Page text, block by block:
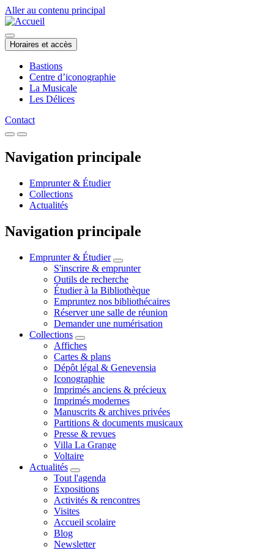
Aller au contenu principal
Horaires et accès
Bastions
Centre d’iconographie
La Musicale
Les Délices
Contact
Navigation principale
Emprunter & Étudier
Collections
Actualités
Navigation principale
Emprunter & Étudier
S'inscrire & emprunter
Outils de recherche
Étudier à la Bibliothèque
Empruntez nos bibliothécaires
Réserver une salle de réunion
Demander une numérisation
Collections
Affiches
Cartes & plans
Dépôt légal & Genevensia
Iconographie
Imprimés anciens & précieux
Imprimés modernes
Manuscrits & archives privées
Partitions & documents musicaux
Presse & revues
Villa La Grange
Voltaire
Actualités
Tout l'agenda
Expositions
Activités & rencontres
Visites
Accueil scolaire
Blog
Newsletter